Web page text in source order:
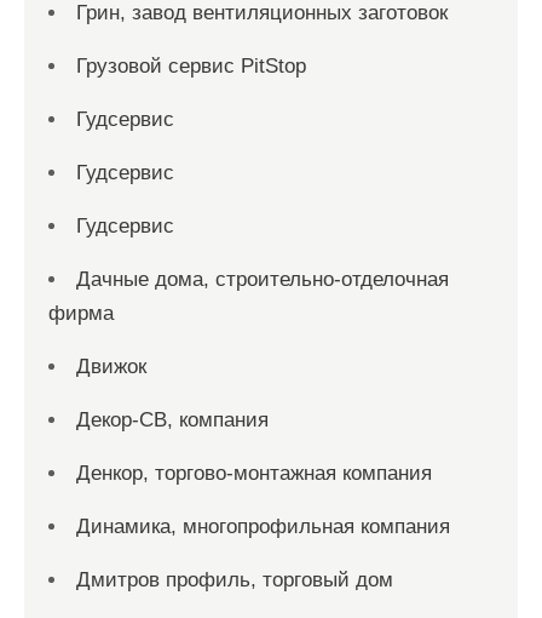
Грин, завод вентиляционных заготовок
Грузовой сервис PitStop
Гудсервис
Гудсервис
Гудсервис
Дачные дома, строительно-отделочная
фирма
Движок
Декор-СВ, компания
Денкор, торгово-монтажная компания
Динамика, многопрофильная компания
Дмитров профиль, торговый дом